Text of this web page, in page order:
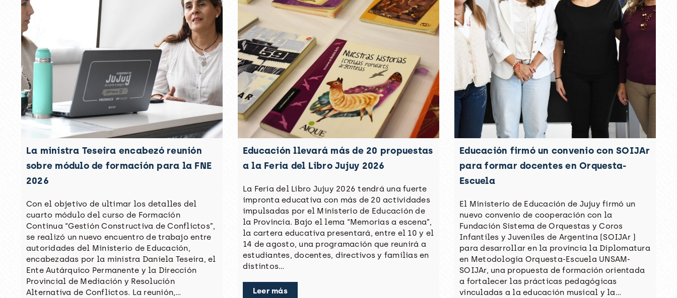
La ministra Teseira encabezó reunión
sobre módulo de formación para la FNE
2026
Con el objetivo de ultimar los detalles del
cuarto módulo del curso de Formación
Continua “Gestión Constructiva de Conflictos”,
se realizó un nuevo encuentro de trabajo entre
autoridades del Ministerio de Educación,
encabezadas por la ministra Daniela Teseira, el
Ente Autárquico Permanente y la Dirección
Provincial de Mediación y Resolución
Alternativa de Conflictos. La reunión,…
Educación llevará más de 20 propuestas
a la Feria del Libro Jujuy 2026
La Feria del Libro Jujuy 2026 tendrá una fuerte
impronta educativa con más de 20 actividades
impulsadas por el Ministerio de Educación de
la Provincia. Bajo el lema “Memorias a escena”,
la cartera educativa presentará, entre el 10 y el
14 de agosto, una programación que reunirá a
estudiantes, docentes, directivos y familias en
distintos…
Leer más
Educación firmó un convenio con SOIJAr
para formar docentes en Orquesta-
Escuela
El Ministerio de Educación de Jujuy firmó un
nuevo convenio de cooperación con la
Fundación Sistema de Orquestas y Coros
Infantiles y Juveniles de Argentina (SOIJAr )
para desarrollar en la provincia la Diplomatura
en Metodología Orquesta-Escuela UNSAM-
SOIJAr, una propuesta de formación orientada
a fortalecer las prácticas pedagógicas
vinculadas a la educación musical y la…